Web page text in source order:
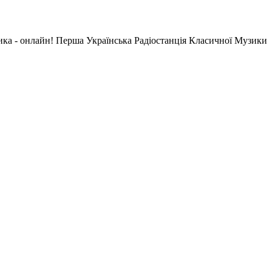
- онлайн! Перша Українська Радіостанція Класичної Музики